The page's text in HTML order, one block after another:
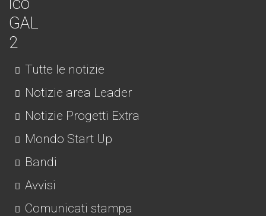
Tutte le notizie
Notizie area Leader
Notizie Progetti Extra
Mondo Start Up
Bandi
Avvisi
Comunicati stampa